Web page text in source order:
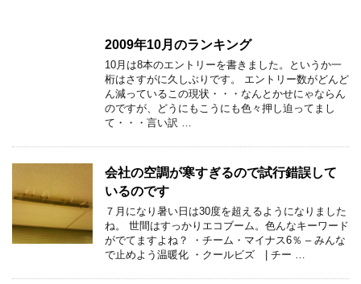
2009年10月のランキング
10月は8本のエントリーを書きました。というか一
桁はさすがに久しぶりです。 エントリー数がどんど
ん減っているこの現状・・・なんとかせにゃならん
のですが、どうにもこうにも色々押し迫ってまし
て・・・言い訳 …
会社の空調が寒すぎるので試行錯誤して
いるのです
７月になり暑い日は30度を超えるようになりました
ね。 世間はすっかりエコブーム。色んなキーワード
がでてますよね？ ・チーム・マイナス6％ – みんな
で止めよう温暖化 ・クールビズ | チー …